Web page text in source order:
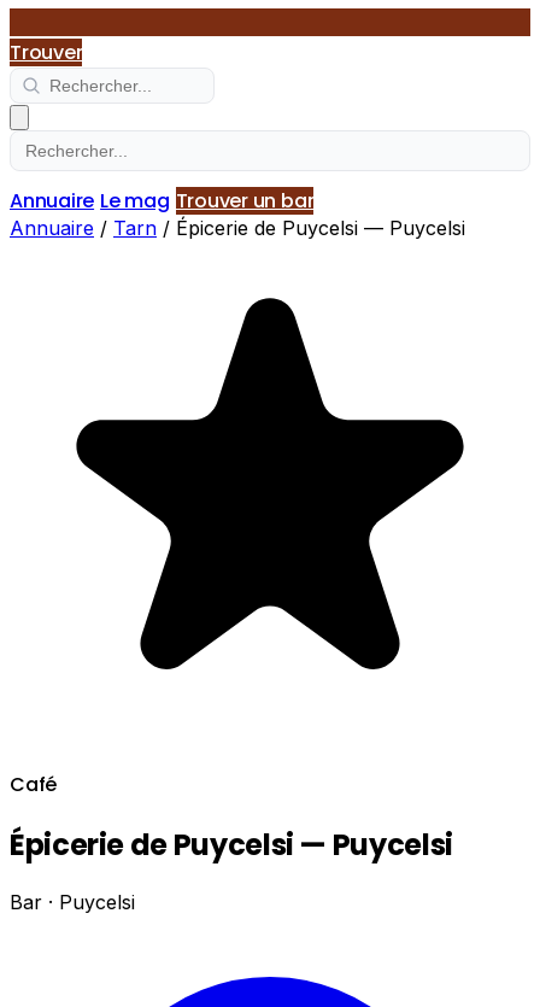
Trouver
Annuaire Le mag Trouver un bar
Annuaire / Tarn / Épicerie de Puycelsi — Puycelsi
Café
Épicerie de Puycelsi — Puycelsi
Bar · Puycelsi